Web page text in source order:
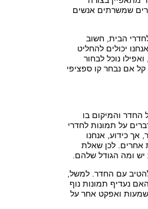
שמשרתים אנשים
הבית, חשוב
יכולים להחליט
נוכל לבחור
אם נבחר קו ספציפי
החדר והמיקום בו
על תמונות לחדרי
אך כידוע, אנחנו
אחרים. לכן שאלת
ומה הגודל שלהם.
עם החדר. למשל,
האם נעדיף תמונות נוף
ואפקט אחר על